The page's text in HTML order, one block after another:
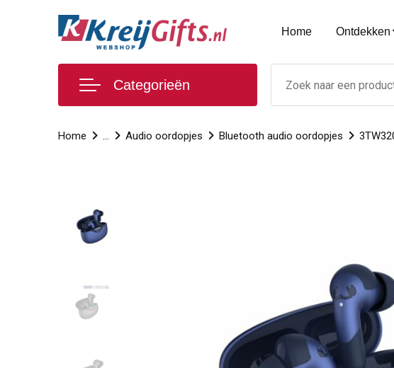
Home Ontdekken
Categorieën
Home ... Audio oordopjes Bluetooth audio oordopjes